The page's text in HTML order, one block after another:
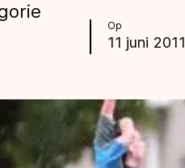
Op
11 juni 2011